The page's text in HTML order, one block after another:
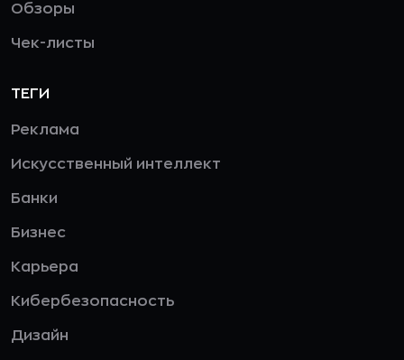
Обзоры
Чек-листы
ТЕГИ
Реклама
Искусственный интеллект
Банки
Бизнес
Карьера
Кибербезопасность
Дизайн